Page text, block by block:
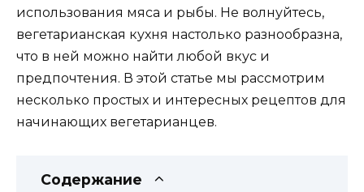
использования мяса и рыбы. Не волнуйтесь,
вегетарианская кухня настолько разнообразна,
что в ней можно найти любой вкус и
предпочтения. В этой статье мы рассмотрим
несколько простых и интересных рецептов для
начинающих вегетарианцев.
Содержание